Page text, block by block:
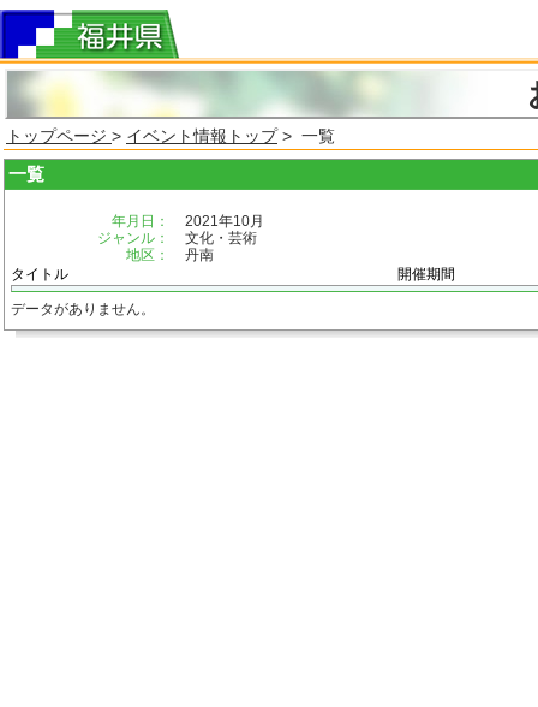
トップページ > イベント情報トップ> 一覧
一覧
年月日：
2021年10月
ジャンル：
文化・芸術
地区：
丹南
タイトル
開催期間
データがありません。